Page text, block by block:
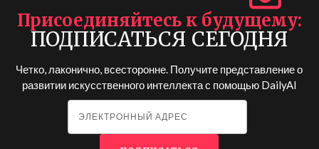
Присоединяйтесь к будущему
ПОДПИСАТЬСЯ СЕГОДНЯ
Четко, лаконично, всесторонне. Получите представление о
развитии искусственного интеллекта с помощью DailyAI